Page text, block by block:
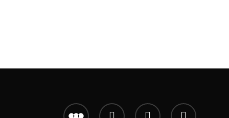
letterboxd youtube instagram email